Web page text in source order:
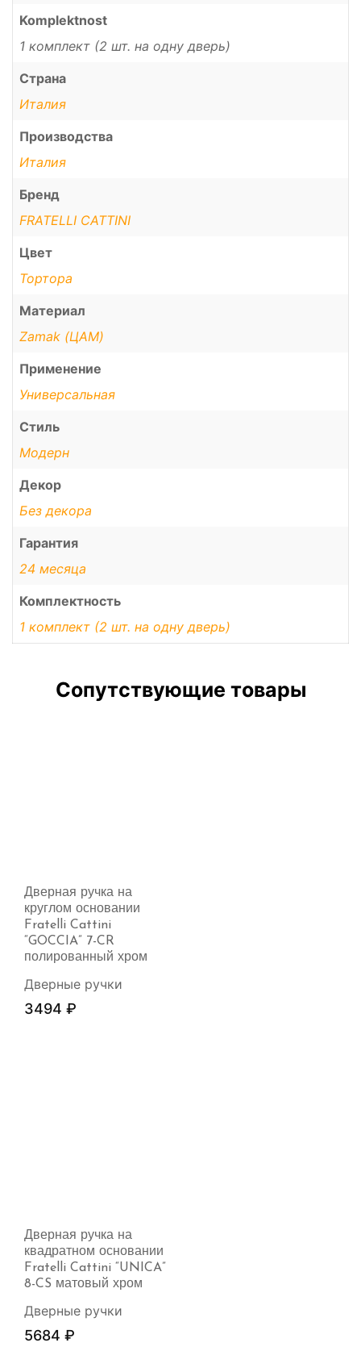
Komplektnost
1 комплект (2 шт. на одну дверь)
Страна
Италия
Производства
Италия
Бренд
FRATELLI CATTINI
Цвет
Тортора
Материал
Zamak (ЦАМ)
Применение
Универсальная
Стиль
Модерн
Декор
Без декора
Гарантия
24 месяца
Комплектность
1 комплект (2 шт. на одну дверь)
Сопутствующие товары
Дверная ручка на
круглом основании
Fratelli Cattini
“GOCCIA” 7-CR
полированный хром
Дверные ручки
3494 ₽
Дверная ручка на
квадратном основании
Fratelli Cattini “UNICA”
8-CS матовый хром
Дверные ручки
5684 ₽